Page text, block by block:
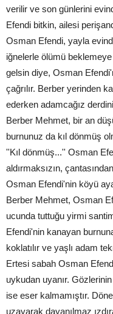
verilir ve son günlerini
Efendi bitkin, ailesi
Osman Efendi, yayla
iğnelerle ölümü
gelsin diye, Osman
çağrılır. Berber yerinden
ederken adamcağız
Berber Mehmet, bir an
burnunuz da kıl dönmüş
''Kıl dönmüş...'' Osman
aldırmaksızın,
Osman Efendi'nin köyü
Berber Mehmet, Osman
ucunda tuttuğu yirmi
Efendi'nin kanayan
koklatılır ve yaşlı adam
Ertesi sabah Osman
uykudan uyanır.
ise eser kalmamıştır.
uzayarak dayanılmaz